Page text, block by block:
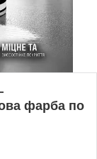
фарба по